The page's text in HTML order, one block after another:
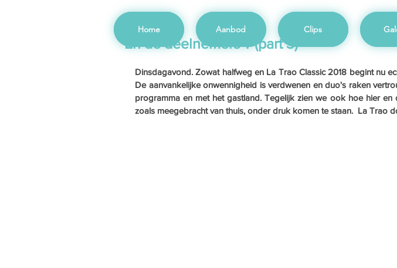
Home Aanbod Clips
En de deelnemers ? (part 3)
Dinsdagavond. Zowat halfweg en La Trao Classic 2018 begint nu
De aanvankelijke onwennigheid is verdwenen en duo's raken
programma en met het gastland. Tegelijk zien we ook hoe hier
zoals meegebracht van thuis, onder druk komen te staan.  La Trao